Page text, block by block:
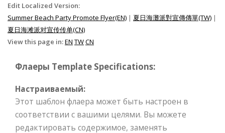
Edit Localized Version:
Summer Beach Party Promote Flyer(EN) | 夏日海灘派對宣傳傳單(TW) |
夏日海滩派对宣传传单(CN)
View this page in:EN TWCN
Флаеры Template Specifications:
Настраиваемый:
Этот шаблон флаера может быть настроен в
соответствии с вашими целями. Вы можете
редактировать содержимое, заменять